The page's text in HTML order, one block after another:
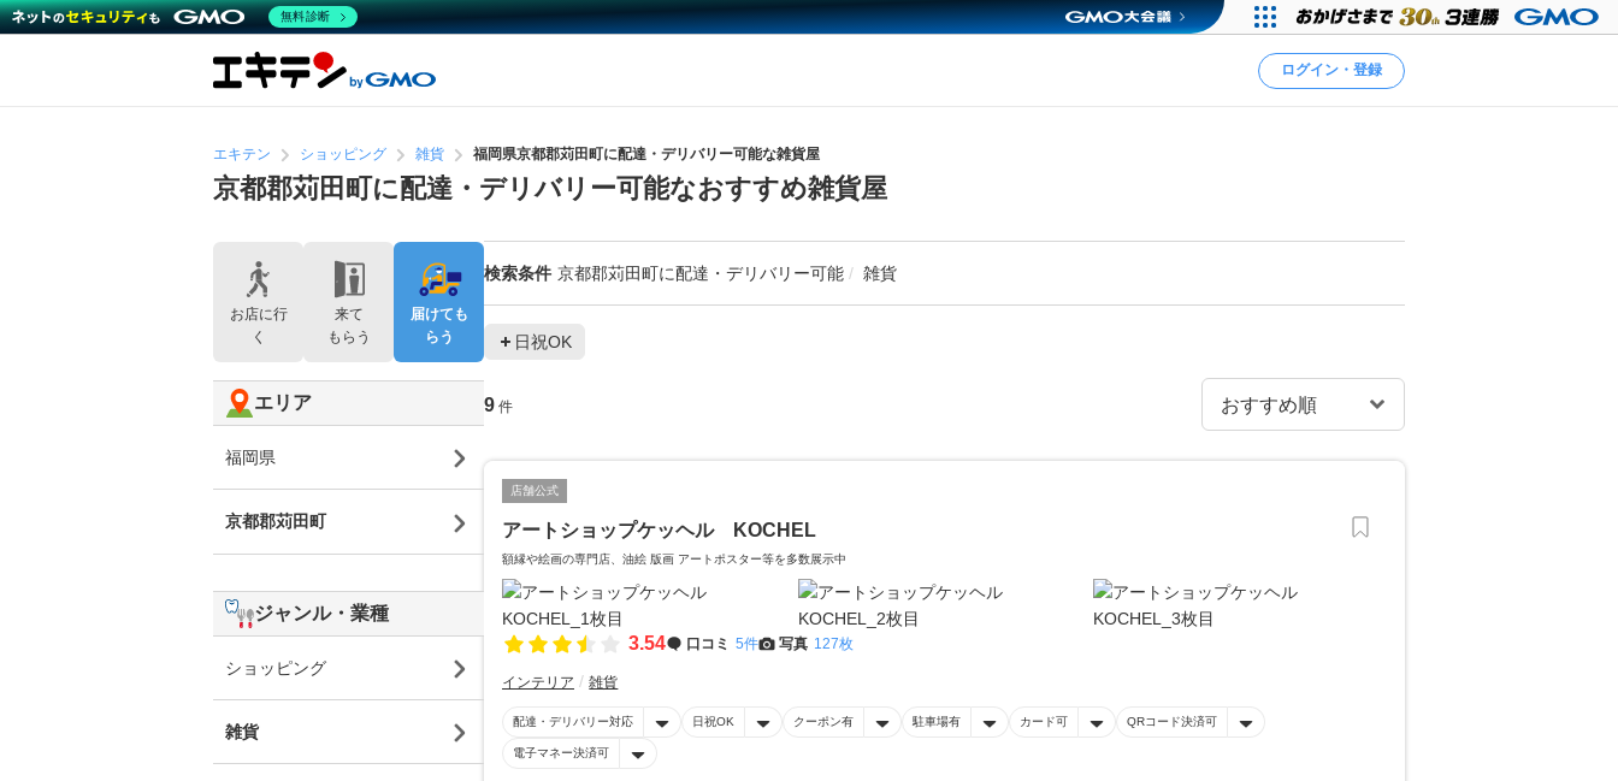
ログイン・登録
エキテン ショッピング 雑貨 福岡県京都郡苅田町に配達・デリバリー可能な雑貨屋
京都郡苅田町に配達・デリバリー可能なおすすめ雑貨屋
検索条件 京都郡苅田町に配達・デリバリー可能 雑貨
日祝OK
9 件
店舗公式
アートショップケッヘル KOCHEL
額縁や絵画の専門店、油絵 版画 アートポスター等を多数展示中
3.54 口コミ 5件 写真 127枚
インテリア 雑貨
配達・デリバリー対応 日祝OK クーポン有 駐車場有 カード可 QRコード決済可
電子マネー決済可
お店に行
く
来て
もらう
届けても
らう
エリア
福岡県
京都郡苅田町
ジャンル・業種
ショッピング
雑貨
無料診断